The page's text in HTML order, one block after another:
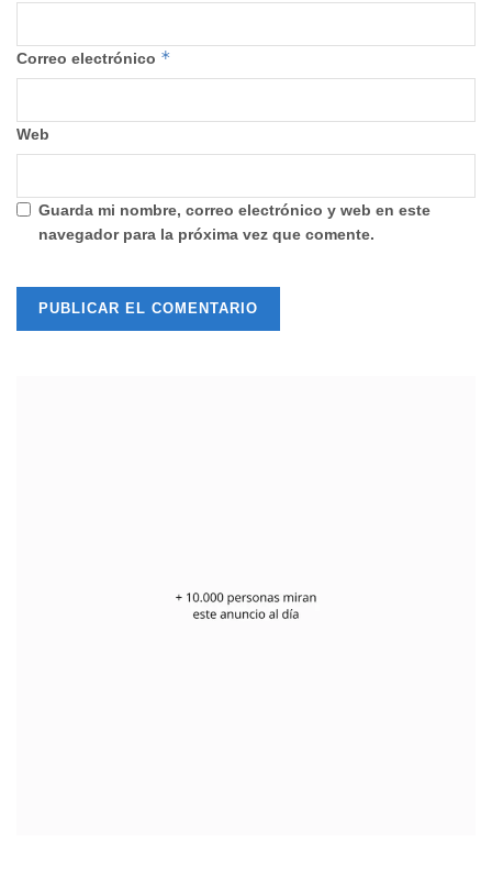
Correo electrónico *
Web
Guarda mi nombre, correo electrónico y web en este
navegador para la próxima vez que comente.